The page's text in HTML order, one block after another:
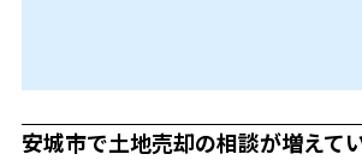
安城市で土地売却の相談が増えて